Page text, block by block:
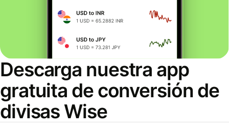
Descarga nuestra app
gratuita de conversión de
divisas Wise